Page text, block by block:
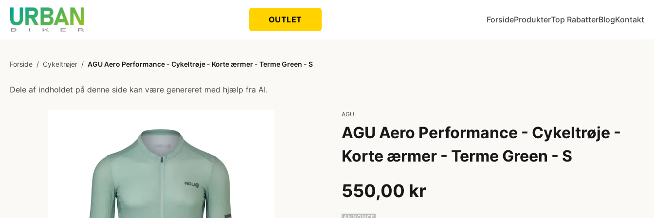
OUTLET ForsideProdukterTop RabatterBlogKontakt
Forside / Cykeltrøjer / AGU Aero Performance - Cykeltrøje - Korte ærmer - Terme Green - S
Dele af indholdet på denne side kan være genereret med hjælp fra AI.
AGU
AGU Aero Performance - Cykeltrøje -
Korte ærmer - Terme Green - S
550,00 kr